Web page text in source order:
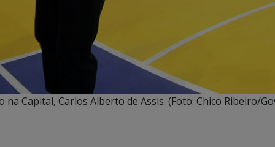
Capital, Carlos Alberto de Assis. (Foto: Chico Ribeiro/